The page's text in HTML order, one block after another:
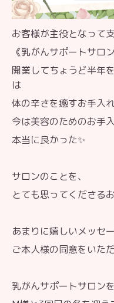
お客様が主役となって
《乳がんサポートサロ
開業してちょうど半年
は
体の辛さを癒すお手入れ
今は美容のためのお手
本当に良かった✨
サロンのことを、
とても思ってくださる
あまりに嬉しいメッセー
ご本人様の同意をいた
乳がんサポートサロン